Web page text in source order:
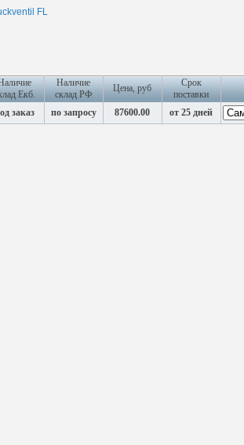
FL
Екб.
Наличие
склад РФ
Цена, руб
Срок
поставки
заказ по запросу 87600.00 от 25 дней